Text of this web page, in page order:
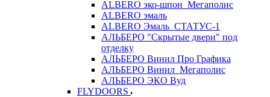
ALBERO эко-шпон_Мегаполис
ALBERO эмаль
ALBERO Эмаль_СТАТУС-1
АЛЬБЕРО "Скрытые двери" под
отделку
АЛЬБЕРО Винил Про Графика
АЛЬБЕРО Винил_Мегаполис
АЛЬБЕРО ЭКО Вуд
FLYDOORS